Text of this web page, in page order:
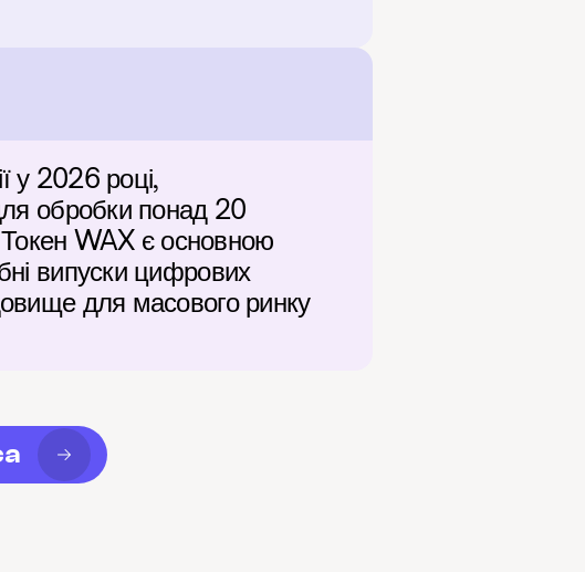
у 2026 році,
обробки понад 20
Токен WAX є основною
випуски цифрових
для масового ринку